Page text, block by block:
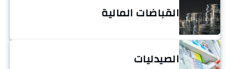
القباضات المالية
الصيدليات